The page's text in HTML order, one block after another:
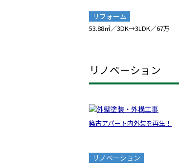
リフォーム
53.88㎡／3DK→3LDK／67万
リノベーション
築古アパート内外装を再生！
リノベーション